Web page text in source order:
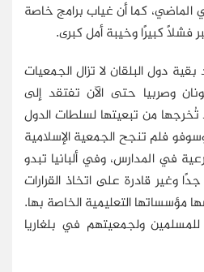
الماضي، كما أن غياب برامج خاصة
فشلاً كبيرًا وخيبة أمل كبرى.
دول البلقان لا تزال الجمعيات
وصربيا حتى الآن تفتقد إلى
تُخرجها من تبعيتها لسلطات الدول
فلم تنجح الجمعية الإسلامية
في المدارس، وفي ألبانيا تبدو
وغير قادرة على اتخاذ القرارات
مؤسساتها التعليمية الخاصة بها.
ولجمعيتهم في بلغاريا